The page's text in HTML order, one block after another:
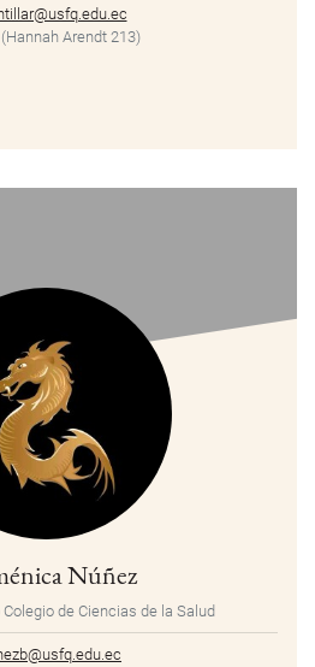
Arendt 213)
Núñez
de Ciencias de la Salud